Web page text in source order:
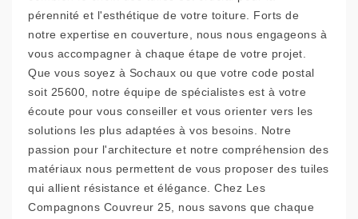
pérennité et l'esthétique de votre toiture. Forts de
notre expertise en couverture, nous nous engageons à
vous accompagner à chaque étape de votre projet.
Que vous soyez à Sochaux ou que votre code postal
soit 25600, notre équipe de spécialistes est à votre
écoute pour vous conseiller et vous orienter vers les
solutions les plus adaptées à vos besoins. Notre
passion pour l'architecture et notre compréhension des
matériaux nous permettent de vous proposer des tuiles
qui allient résistance et élégance. Chez Les
Compagnons Couvreur 25, nous savons que chaque